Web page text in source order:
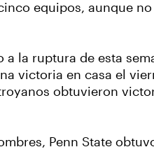
equipos, aunque
la ruptura de esta
victoria en casa el
obtuvieron
Penn State